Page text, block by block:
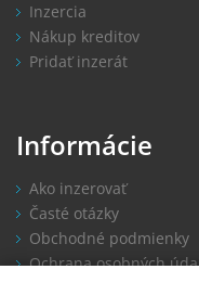
Inzercia
Nákup kreditov
Pridať inzerát
Informácie
Ako inzerovať
Časté otázky
Obchodné podmienky
Ochrana osobných